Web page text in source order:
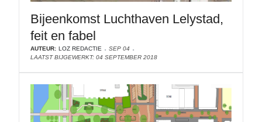
Bijeenkomst Luchthaven Lelystad,
feit en fabel
AUTEUR: LOZ REDACTIE
SEP 04
LAATST BIJGEWERKT: 04 SEPTEMBER 2018